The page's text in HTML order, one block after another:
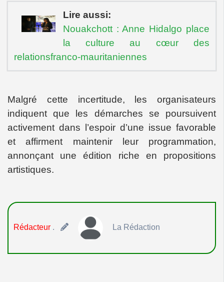
Lire aussi:
Nouakchott : Anne Hidalgo place
la culture au cœur des
relationsfranco-mauritaniennes
Malgré cette incertitude, les organisateurs
indiquent que les démarches se poursuivent
activement dans l’espoir d’une issue favorable
et affirment maintenir leur programmation,
annonçant une édition riche en propositions
artistiques.
Rédacteur . La Rédaction